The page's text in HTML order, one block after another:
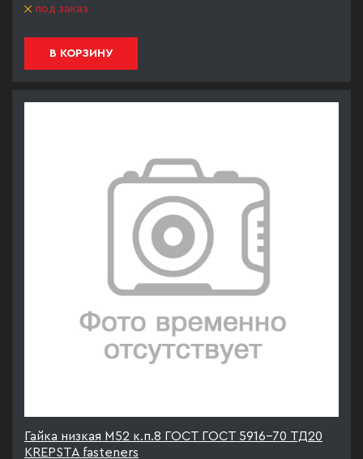
под заказ
В КОРЗИНУ
Гайка низкая М52 к.п.8 ГОСТ ГОСТ 5916-70 ТД20
KREPSTA fasteners